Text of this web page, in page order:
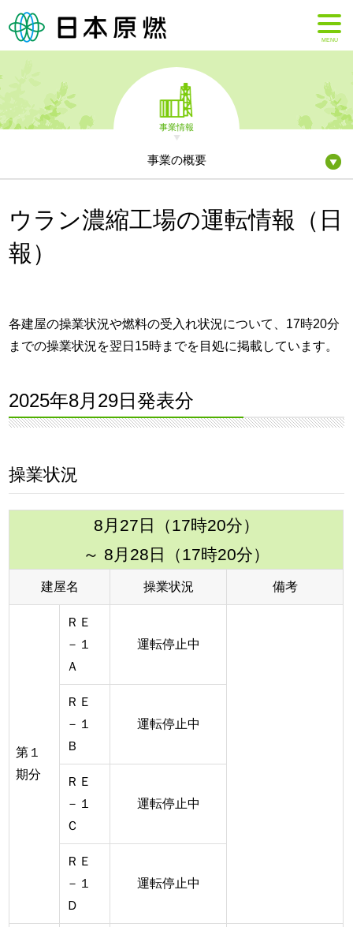
MENU
事業情報
事業の概要
ウラン濃縮工場の運転情報（日
報）
各建屋の操業状況や燃料の受入れ状況について、17時20分
までの操業状況を翌日15時までを目処に掲載しています。
2025年8月29日発表分
操業状況
8月27日（17時20分）
～ 8月28日（17時20分）
建屋名 操業状況 備考
第１
期分
ＲＥ
－１
Ａ
運転停止中
ＲＥ
－１
Ｂ
運転停止中
ＲＥ
－１
Ｃ
運転停止中
ＲＥ
－１
Ｄ
運転停止中